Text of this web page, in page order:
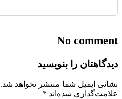
No comment
دیدگاهتان را بنویسید
نشانی ایمیل شما منتشر نخواهد شد.
علامت‌گذاری شده‌اند *